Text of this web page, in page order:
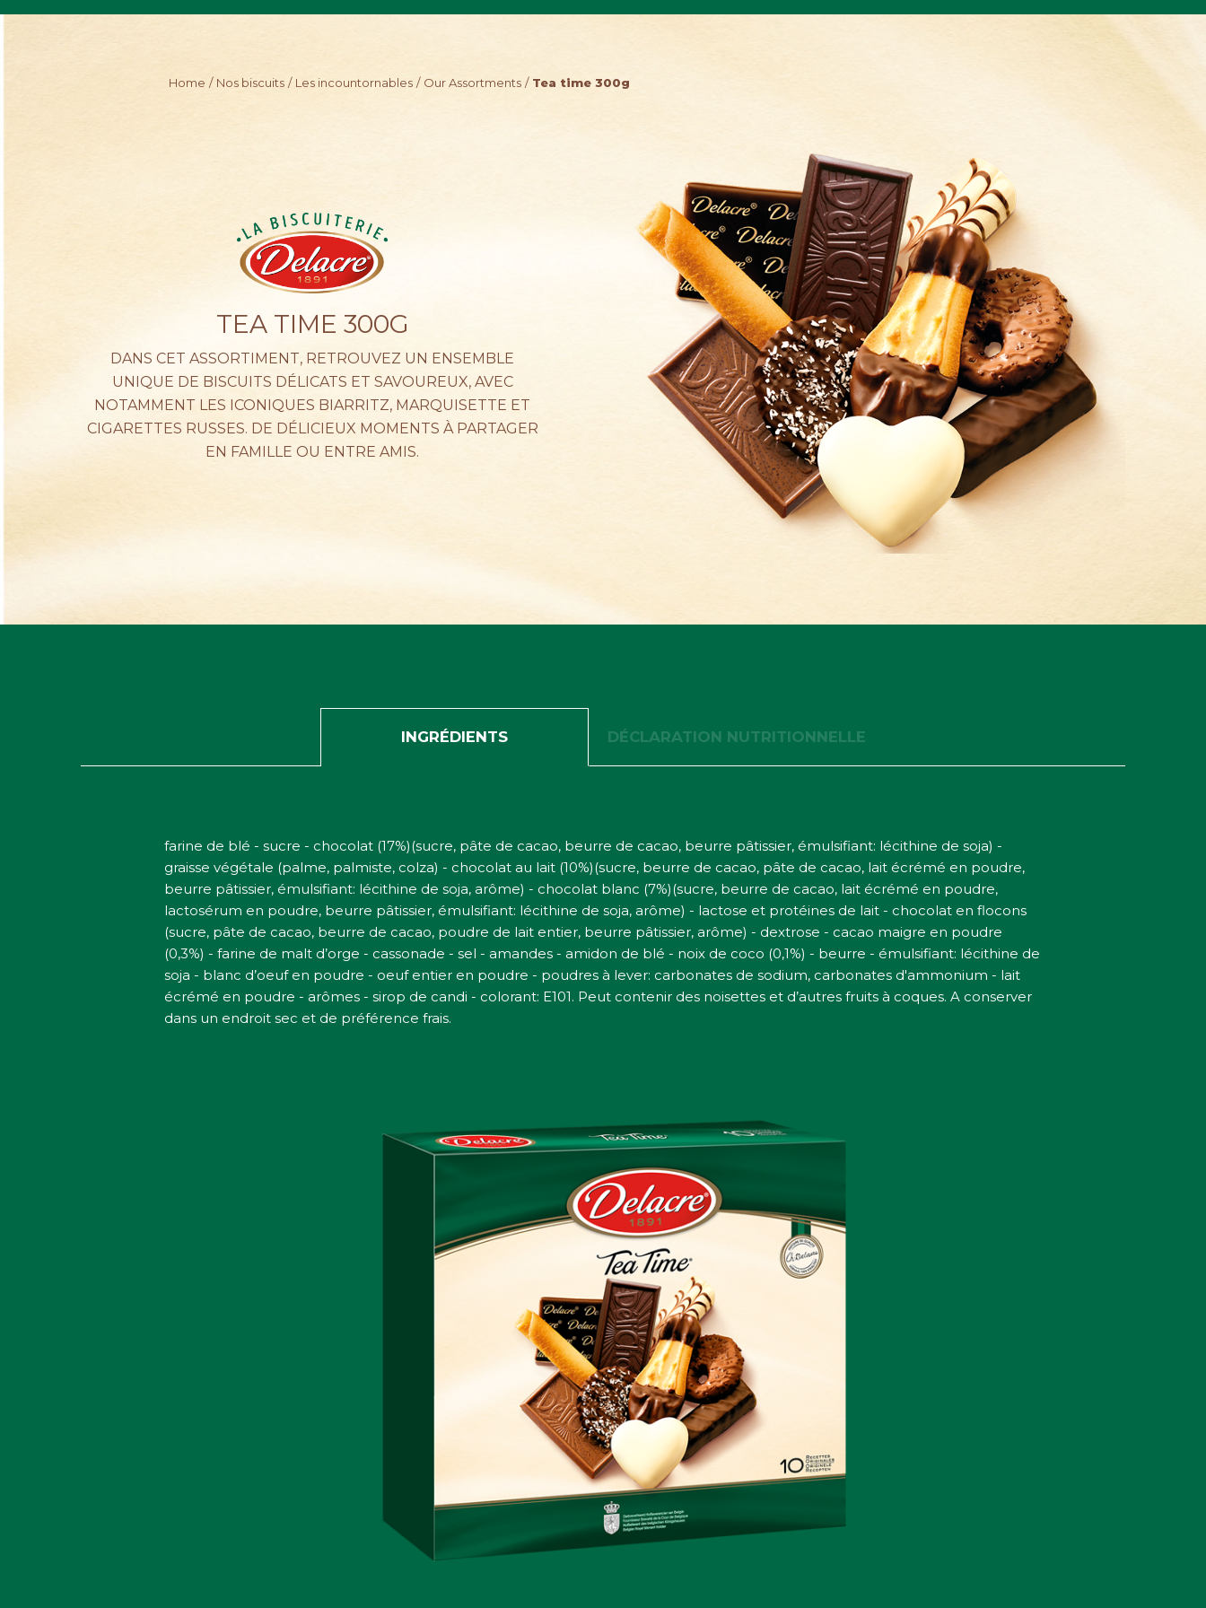
Home Nos biscuits Les incountornables Our Assortments Tea time 300g
TEA TIME 300G
DANS CET ASSORTIMENT, RETROUVEZ UN ENSEMBLE
UNIQUE DE BISCUITS DÉLICATS ET SAVOUREUX, AVEC
NOTAMMENT LES ICONIQUES BIARRITZ, MARQUISETTE ET
CIGARETTES RUSSES. DE DÉLICIEUX MOMENTS À PARTAGER
EN FAMILLE OU ENTRE AMIS.
INGRÉDIENTS DÉCLARATION NUTRITIONNELLE
farine de blé - sucre - chocolat (17%)(sucre, pâte de cacao, beurre de cacao, beurre pâtissier, émulsifiant: lécithine de soja) -
graisse végétale (palme, palmiste, colza) - chocolat au lait (10%)(sucre, beurre de cacao, pâte de cacao, lait écrémé en poudre,
beurre pâtissier, émulsifiant: lécithine de soja, arôme) - chocolat blanc (7%)(sucre, beurre de cacao, lait écrémé en poudre,
lactosérum en poudre, beurre pâtissier, émulsifiant: lécithine de soja, arôme) - lactose et protéines de lait - chocolat en flocons
(sucre, pâte de cacao, beurre de cacao, poudre de lait entier, beurre pâtissier, arôme) - dextrose - cacao maigre en poudre
(0,3%) - farine de malt d’orge - cassonade - sel - amandes - amidon de blé - noix de coco (0,1%) - beurre - émulsifiant: lécithine de
soja - blanc d’oeuf en poudre - oeuf entier en poudre - poudres à lever: carbonates de sodium, carbonates d'ammonium - lait
écrémé en poudre - arômes - sirop de candi - colorant: E101. Peut contenir des noisettes et d’autres fruits à coques. A conserver
dans un endroit sec et de préférence frais.